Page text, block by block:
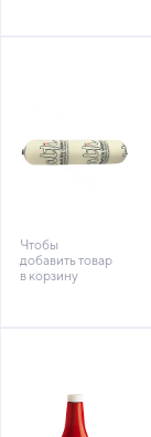
Чтобы
добавить товар
в корзину